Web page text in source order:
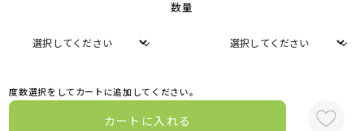
数量
度数選択をしてカートに追加してください。
カートに入れる